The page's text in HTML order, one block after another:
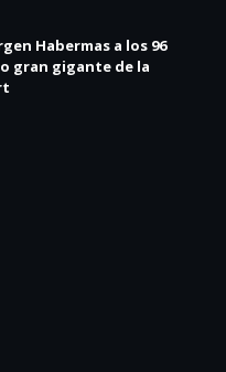
Habermas a los 96
gran gigante de la